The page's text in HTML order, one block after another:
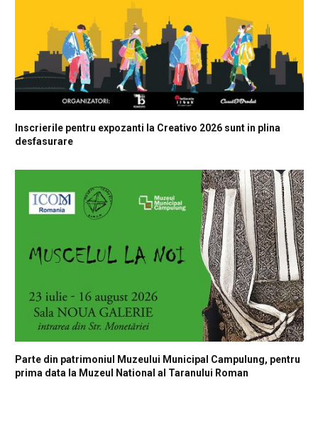
Inscrierile pentru expozanti la Creativo 2026 sunt in plina
desfasurare
Parte din patrimoniul Muzeului Municipal Campulung, pentru
prima data la Muzeul National al Taranului Roman